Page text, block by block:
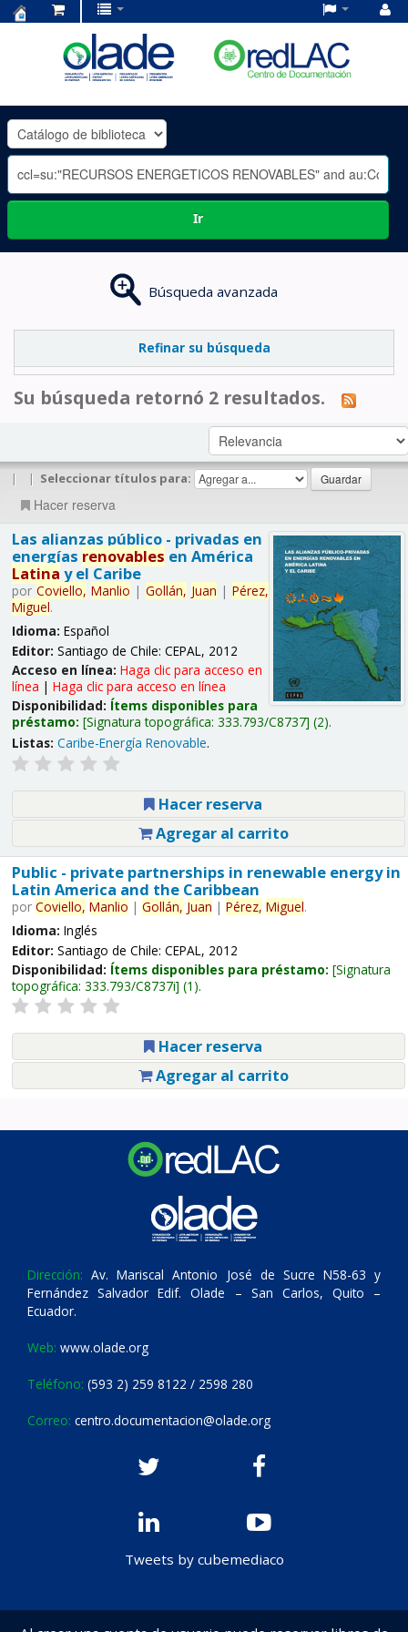
OLADE
-
Ir
Búsqueda avanzada
Refinar su búsqueda
Su búsqueda retornó 2 resultados.
| | Seleccionar títulos para:
Hacer reserva
Las alianzas público - privadas en
energías renovables en América
Latina y el Caribe
por Coviello, Manlio | Gollán, Juan | Pérez,
Miguel.
Idioma: Español
Editor: Santiago de Chile: CEPAL, 2012
Acceso en línea: Haga clic para acceso en
línea | Haga clic para acceso en línea
Disponibilidad: Ítems disponibles para
préstamo: Signatura topográfica: 333.793/C8737 (2).
Listas: Caribe-Energía Renovable.
Hacer reserva
Agregar al carrito
Public - private partnerships in renewable energy in
Latin America and the Caribbean
por Coviello, Manlio | Gollán, Juan | Pérez, Miguel.
Idioma: Inglés
Editor: Santiago de Chile: CEPAL, 2012
Disponibilidad: Ítems disponibles para préstamo: Signatura
topográfica: 333.793/C8737i (1).
Hacer reserva
Agregar al carrito
Dirección: Av. Mariscal Antonio José de Sucre N58-63 y
Fernández Salvador Edif. Olade – San Carlos, Quito –
Ecuador.
Web: www.olade.org
Teléfono: (593 2) 259 8122 / 2598 280
Correo: centro.documentacion@olade.org
Tweets by cubemediaco